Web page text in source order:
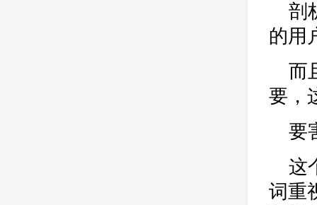
剖
的用
而
要，
要
这
词重